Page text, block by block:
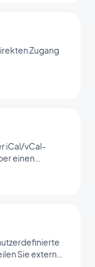
Zugang
iCal/vCal-
einen
Sie externe